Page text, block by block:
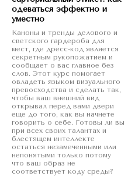
одеваться эффектно и
уместно
Каноны и тренды делового и
светского гардероба для
мест, где дресс-код является
секретным рукопожатием и
сообщает о вас главное без
слов. Этот курс помогает
овладеть языком визуального
превосходства и сделать так,
чтобы ваш внешний вид
открывал перед вами двери
еще до того, как вы начнете
говорить о себе. Готовы ли вы
при всех своих талантах и
блестящем интеллекте
остаться незамеченными или
непонятыми только потому
что ваш образ не
соответствует коду среды?